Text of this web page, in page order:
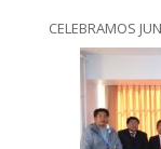
CELEBRAMOS